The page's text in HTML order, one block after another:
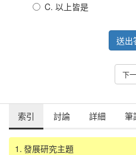
C. 以上皆是
送出
下
索引 討論 詳細 筆
1. 發展研究主題